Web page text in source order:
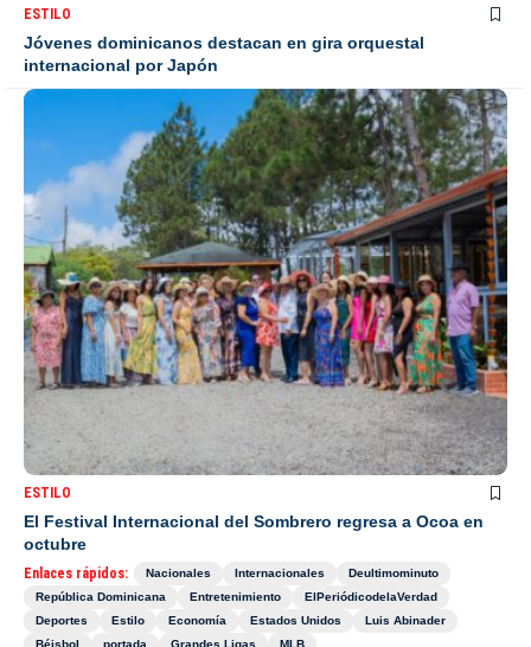
ESTILO
Jóvenes dominicanos destacan en gira orquestal
internacional por Japón
ESTILO
El Festival Internacional del Sombrero regresa a Ocoa en
octubre
Enlaces rápidos: Nacionales Internacionales
Deultimominuto
República Dominicana
Entretenimiento
ElPeriódicodelaVerdad
Deportes
Estilo Economía Estados Unidos
Luis Abinader
Béisbol
portada Grandes Ligas MLB